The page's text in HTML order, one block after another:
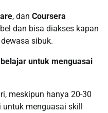
, dan Coursera
dan bisa diakses kapan
sibuk.
untuk menguasai
meskipun hanya 20-30
untuk menguasai skill